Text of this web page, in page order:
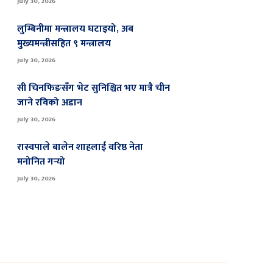
लुम्बिनीमा मन्त्रालय घटाइयो, अब
मुख्यमन्त्रीसहित ९ मन्त्रालय
July 30, 2026
सी चिनफिङसँग भेट सुनिश्चित भए मात्रै चीन
जाने रविको अडान
July 30, 2026
रास्वपाले बालेन शाहलाई वरिष्ठ नेता
मनोनित गर्‍यो
July 30, 2026